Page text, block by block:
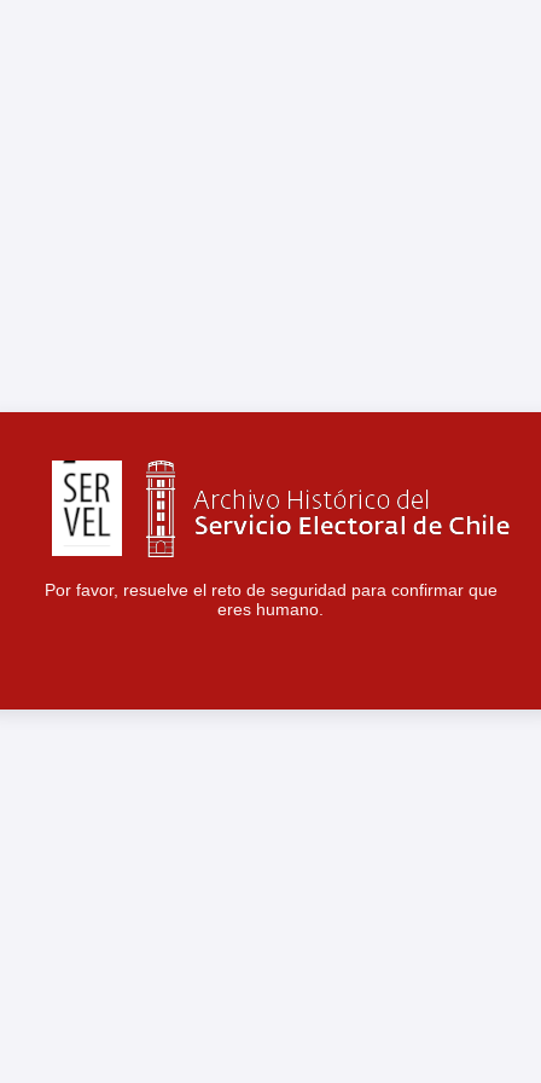
Por favor, resuelve el reto de seguridad para confirmar que
eres humano.